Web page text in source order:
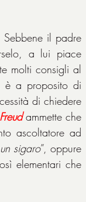
il padre
a lui piace
molti consigli al
a proposito di
di chiedere
Freud ammette che
ascoltatore ad
sigaro”, oppure
elementari che